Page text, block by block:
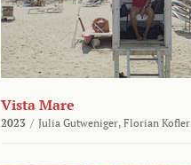
Vista Mare
2023 / Julia Gutweniger, Florian Kofler